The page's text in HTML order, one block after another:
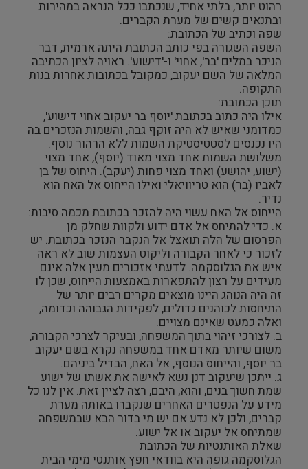
רהוט יותר, בלתי אחיד, שנכתבו ככל הנראה במהירות
ובתנאים קשים של מערת הקברים.
שפה וכתיב של הכתובת:
השפה השגורה בפי כותב הכתובת היתה ארמית, דבר
הניכר במלים 'בר', אחוי' ו-'דישוע'. ראויה לציון הכתיבה
המלאה של השם יעקוב, כמקובל בכתובות אחרות בנות
התקופה.
תוכן הכתובת:
אילו היה כתוב בכתובת 'יוסף בר יעקוב אחוי דישוע',
כמדומני שאיש לא היה זוקף גבה, והשמות הנזכרים בה
היו נכנסים לסטטיסטיקת השמות ללא הרהור נוסף.
משלושת השמות אחד מצוי מאוד (יוסף), אחד מצוי
(ישוע, יהושע) ואחד מצוי פחות (יעקב). היחוס של בן
לאביו (בר) הוא טריוויאלי ואילו הייחוס אל האח הוא
נדיר.
הייחוס אל האח עשוי היה להזכר בכתובת מכמה סיבות:
א. כדי להתיחס אל אדם ידוע ולקוות שחלק מן
הפרסום של הלה תואצל אל הנקבר הנזכר בכתובת. יש
לזכור כי לאחר הקבורה וליקוט העצמות שוב לא ראה
איש את הגלוסקמה. לדעתי אזכורים מעין אלה אינם
מעידים על רצון להתפארות באמצעות הייחוס, שכן לו
זה היה הנוהג היינו מוצאים מקרים רבים יותר של
התיחסות לכוהנים גדולים, לפקידות הגבוהה וכדומה,
ואלה כמעט שאינם מצויים.
ב. לצורכי זיהוי בתוך המשפחה, ובעיקר לצרכי הקבורה,
משום שיותר מאדם אחד במשפחה נקרא בשם יעקוב
בר יוסף, והייחוס הנוסף, אל האח, הבדיל ביניהם.
ג. ייתכן שיעקוב דנן נשא לאישה את אשתו של ישוע
שמת חשוך בנים, והוא, היבם, רצה לציין זאת. אין לנו כל
מידע על הנפטרים האחרים שנקברו באותה מערת
קברים, ולכן לא נדע אם יש מי בדור הבא שבמשפחה
שמתיחס אל יעקוב או אל ישוע.
שאלת האותנטיות של הכתובת
הגלוסקמה גופה היא בוודאי חפץ אותנטי מימי הבית